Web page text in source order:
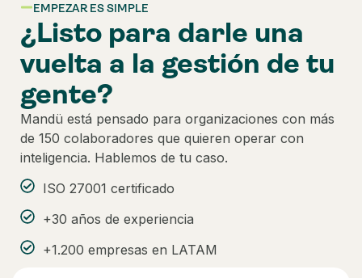
EMPEZAR ES SIMPLE
¿Listo para darle una
vuelta a la gestión de tu
gente?
Mandü está pensado para organizaciones con más
de 150 colaboradores que quieren operar con
inteligencia. Hablemos de tu caso.
ISO 27001 certificado
+30 años de experiencia
+1.200 empresas en LATAM